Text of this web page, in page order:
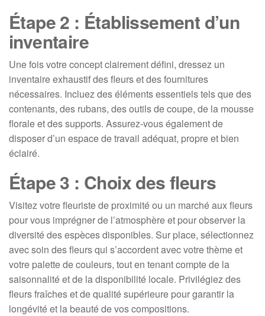
Étape 2 : Établissement d’un
inventaire
Une fois votre concept clairement défini, dressez un
inventaire exhaustif des fleurs et des fournitures
nécessaires. Incluez des éléments essentiels tels que des
contenants, des rubans, des outils de coupe, de la mousse
florale et des supports. Assurez-vous également de
disposer d’un espace de travail adéquat, propre et bien
éclairé.
Étape 3 : Choix des fleurs
Visitez votre fleuriste de proximité ou un marché aux fleurs
pour vous imprégner de l’atmosphère et pour observer la
diversité des espèces disponibles. Sur place, sélectionnez
avec soin des fleurs qui s’accordent avec votre thème et
votre palette de couleurs, tout en tenant compte de la
saisonnalité et de la disponibilité locale. Privilégiez des
fleurs fraîches et de qualité supérieure pour garantir la
longévité et la beauté de vos compositions.